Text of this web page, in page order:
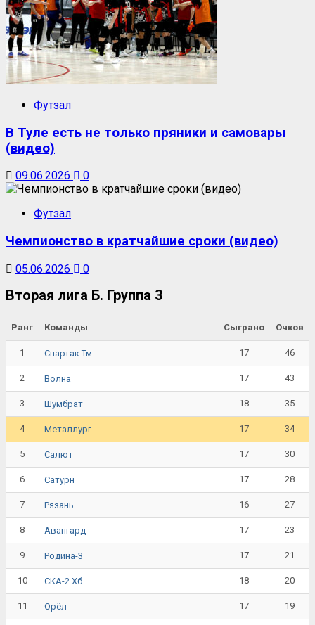
Футзал
В Туле есть не только пряники и самовары
(видео)
09.06.2026 0
Футзал
Чемпионство в кратчайшие сроки (видео)
05.06.2026 0
Вторая лига Б. Группа 3
Ранг Команды Сыграно Очков
1 Спартак Тм 17 46
2 Волна 17 43
3 Шумбрат 18 35
4 Металлург 17 34
5 Салют 17 30
6 Сатурн 17 28
7 Рязань 16 27
8 Авангард 17 23
9 Родина-3 17 21
10 СКА-2 Хб 18 20
11 Орёл 17 19